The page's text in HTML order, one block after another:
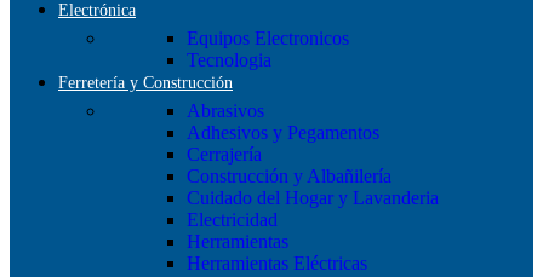
Electrónica
Equipos Electronicos
Tecnologia
Ferretería y Construcción
Abrasivos
Adhesivos y Pegamentos
Cerrajería
Construcción y Albañilería
Cuidado del Hogar y Lavanderia
Electricidad
Herramientas
Herramientas Eléctricas